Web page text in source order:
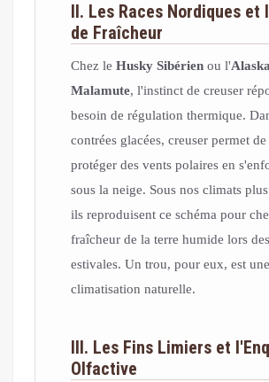
II. Les Races Nordiques et
de Fraîcheur
Chez le Husky Sibérien ou l'
Malamute, l'instinct de creuser
besoin de régulation thermique.
contrées glacées, creuser permet de
protéger des vents polaires en
sous la neige. Sous nos climats
ils reproduisent ce schéma pour
fraîcheur de la terre humide lors
estivales. Un trou, pour eux, est
climatisation naturelle.
III. Les Fins Limiers et
Olfactive